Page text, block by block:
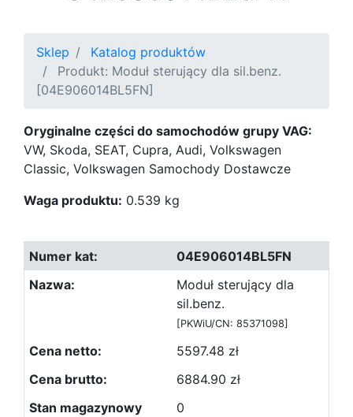
Sklep
Katalog produktów
Produkt: Moduł sterujący dla sil.benz.
[04E906014BL5FN]
Oryginalne części do samochodów grupy VAG:
VW, Skoda, SEAT, Cupra, Audi, Volkswagen
Classic, Volkswagen Samochody Dostawcze
Waga produktu: 0.539 kg
04E906014BL5FN
Moduł sterujący dla
sil.benz.
[PKWiU/CN: 85371098]
5597.48 zł
6884.90 zł
0